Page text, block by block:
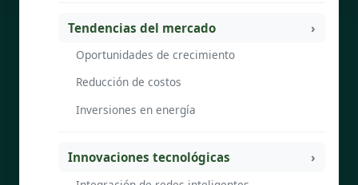
Tendencias del mercado
Oportunidades de crecimiento
Reducción de costos
Inversiones en energía
Innovaciones tecnológicas